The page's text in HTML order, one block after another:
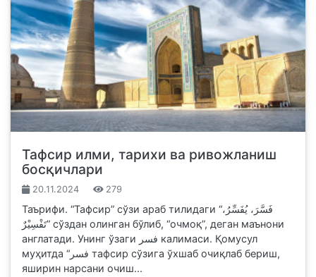
Тафсир илми, тарихи ва ривожланиш
босқичлари
20.11.2024 279
Таърифи. “Тафсир” сўзи араб тилидаги “فَسَّرَ، يُفَسِّرُ،
تَفْسِيْرٌ” сўздан олинган бўлиб, “очмоқ”, деган маънони
англатади. Унинг ўзаги فسر калимаси. Қомусул
муҳитда “فسر тафсир сўзига ўхшаб очиқлаб бериш,
яширин нарсани очиш...